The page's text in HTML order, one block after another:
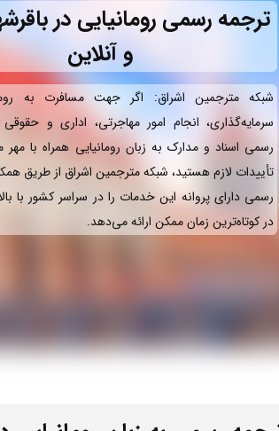
ترجمه رسمی رومانیایی در
و آنلاین
شبکه مترجمین اشراق: اگر جهت مسافرت به
سرمایه‌گذاری، انجام امور مهاجرتی، اداری و حقوقی
رسمی اسناد و مدارک به زبان رومانیایی همراه با
تأییدات لازم هستید، شبکه مترجمین اشراق از طریق
رسمی دارای پروانه این خدمات را در سراسر کشور با
در کوتاه‌ترین زمان ممکن ارائه می‌دهد.